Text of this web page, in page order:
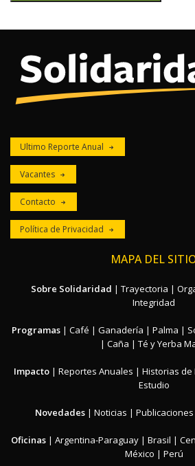
Ultimo Reporte Anual
Vacantes
Contacto
Política de Privacidad
MAPA DEL
Sobre Solidaridad | Trayectoria |
Integridad
Programas | Café | Ganadería | Palma |
| Caña | Té y Yerba
Impacto | Reportes Anuales | Historias de
Estudio
Novedades| Noticias | Publicaciones
Oficinas | Argentina-Paraguay | Brasil |
México | Perú